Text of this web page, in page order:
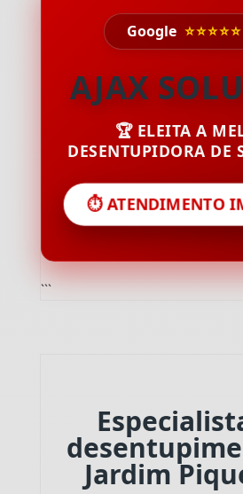
Google ⭐⭐⭐⭐⭐
AJAX
🏆 ELEITA A
DESENTUPIDORA DE
⏱️ ATENDIMENTO
```
Jardim